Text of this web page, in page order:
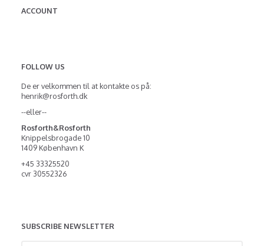
ACCOUNT
FOLLOW US
De er velkommen til at kontakte os på:
henrik@rosforth.dk
--eller--
Rosforth&Rosforth
Knippelsbrogade 10
1409 København K
+45 33325520
cvr 30552326
SUBSCRIBE NEWSLETTER